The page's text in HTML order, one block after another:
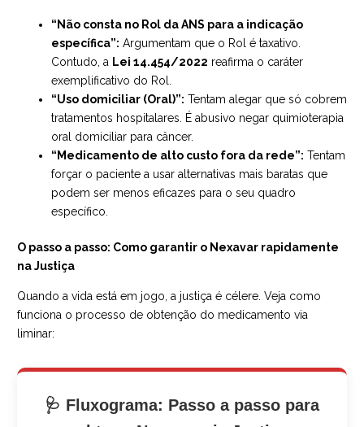
“Não consta no Rol da ANS para a indicação
específica”: Argumentam que o Rol é taxativo.
Contudo, a Lei 14.454/2022 reafirma o caráter
exemplificativo do Rol.
“Uso domiciliar (Oral)”: Tentam alegar que só cobrem
tratamentos hospitalares. É abusivo negar quimioterapia
oral domiciliar para câncer.
“Medicamento de alto custo fora da rede”: Tentam
forçar o paciente a usar alternativas mais baratas que
podem ser menos eficazes para o seu quadro
específico.
O passo a passo: Como garantir o Nexavar rapidamente
na Justiça
Quando a vida está em jogo, a justiça é célere. Veja como
funciona o processo de obtenção do medicamento via
liminar:
🩺 Fluxograma: Passo a passo para